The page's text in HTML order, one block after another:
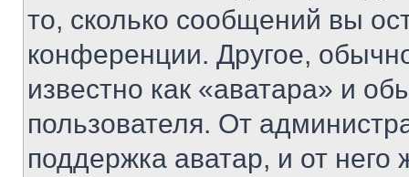
то, сколько сообщений вы
конференции. Другое,
известно как «аватара» и
пользователя. От
поддержка аватар, и от него